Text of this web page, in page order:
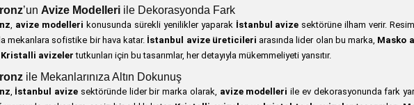
’un Avize Modelleriile Dekorasyonda Fark
avize modelleri konusunda sürekli yenilikler yaparak İstanbul avize sektörüne ilham verir.
mekanlara sofistike bir hava katar. İstanbul avize üreticileri arasında lider olan bu marka, Masko
Kristalli avizeler tutkunları için bu tasarımlar, her detayıyla mükemmeliyeti yansıtır.
ile Mekanlarınıza Altın Dokunuş
İstanbul avize sektöründe lider bir marka olarak, avize modelleri ile ev dekorasyonunda fark